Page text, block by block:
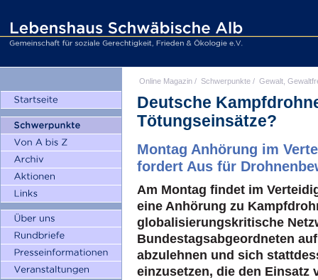
Online Magazin / Schwerpunkte / Gewalt,
Deutsche
Tötungseinsätze?
Montag Anhörung im
fordert Aus für
Am Montag findet im
eine Anhörung zu
globalisierungskritische
Bundestagsabgeordneten
abzulehnen und sich
einzusetzen, die den